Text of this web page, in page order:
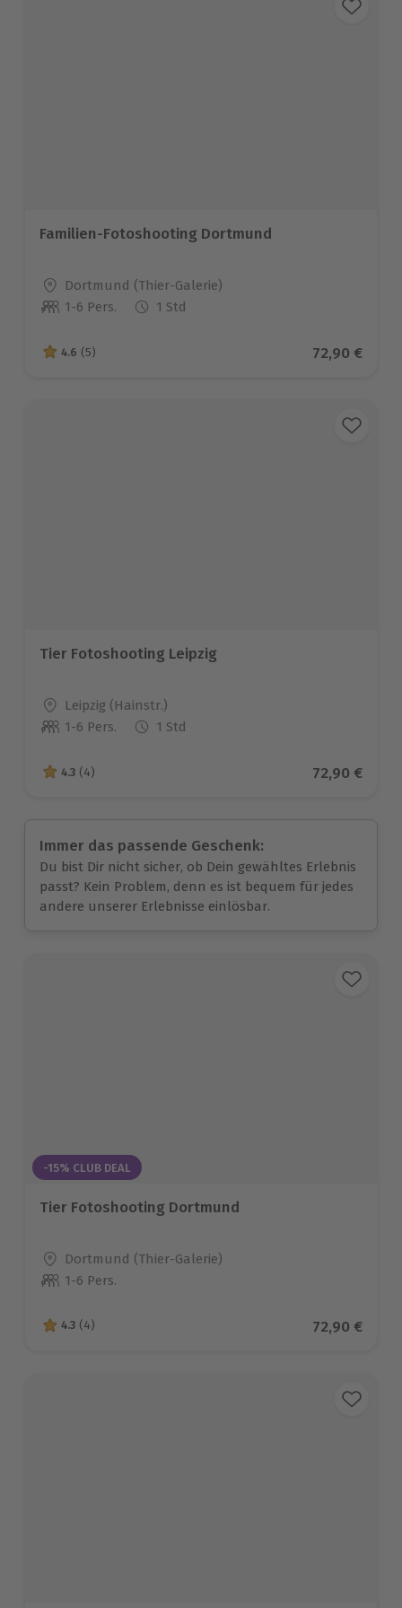
Familien-Fotoshooting Dortmund
Standort
Dortmund (Thier-Galerie)
Anzahl der Teilnehmer
1-6 Pers. 1 Std
4.6 von 5 Sternen basierend auf 5 Bewertungen
4.6 (5) Aktueller
72,90 €
Tier Fotoshooting Leipzig
Standort
Leipzig (Hainstr.)
Anzahl der Teilnehmer
1-6 Pers. 1 Std
4.3 von 5 Sternen basierend auf 4 Bewertungen
4.3 (4) Aktueller
72,90 €
Immer das passende Geschenk:
Du bist Dir nicht sicher, ob Dein gewähltes Erlebnis
passt? Kein Problem, denn es ist bequem für jedes
andere unserer Erlebnisse einlösbar.
-15% CLUB DEAL
Tier Fotoshooting Dortmund
Standort
Dortmund (Thier-Galerie)
Anzahl der Teilnehmer
1-6 Pers.
4.3 von 5 Sternen basierend auf 4 Bewertungen
4.3 (4) Aktueller
72,90 €